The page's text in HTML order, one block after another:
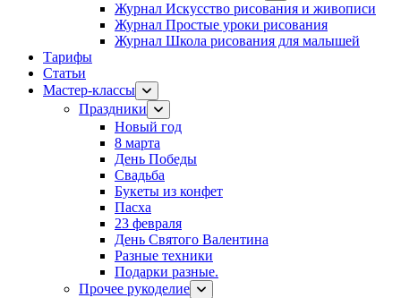
Журнал Искусство рисования и живописи
Журнал Простые уроки рисования
Журнал Школа рисования для малышей
Тарифы
Статьи
Мастер-классы
Праздники
Новый год
8 марта
День Победы
Свадьба
Букеты из конфет
Пасха
23 февраля
День Святого Валентина
Разные техники
Подарки разные.
Прочее рукоделие